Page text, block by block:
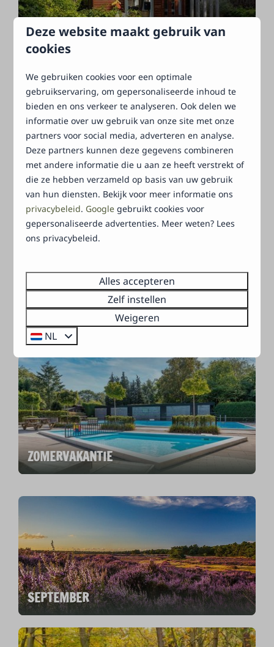
VADERDAG
PINKSTEREN
JUNI
ZOMERVAKANTIE
SEPTEMBER
Deze website maakt gebruik van
cookies
We gebruiken cookies voor een optimale
gebruikservaring, om gepersonaliseerde inhoud te
bieden en ons verkeer te analyseren. Ook delen we
informatie over uw gebruik van onze site met onze
partners voor social media, adverteren en analyse.
Deze partners kunnen deze gegevens combineren
met andere informatie die u aan ze heeft verstrekt of
die ze hebben verzameld op basis van uw gebruik
van hun diensten. Bekijk voor meer informatie ons
privacybeleid. Google gebruikt cookies voor
gepersonaliseerde advertenties. Meer weten? Lees
ons privacybeleid.
Alles accepteren
Zelf instellen
Weigeren
NL